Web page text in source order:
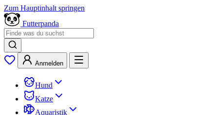
Zum Hauptinhalt springen
Futterpanda
Anmelden
Hund
Katze
Aquaristik